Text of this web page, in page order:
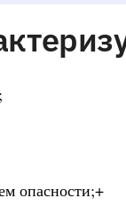
опасности;+